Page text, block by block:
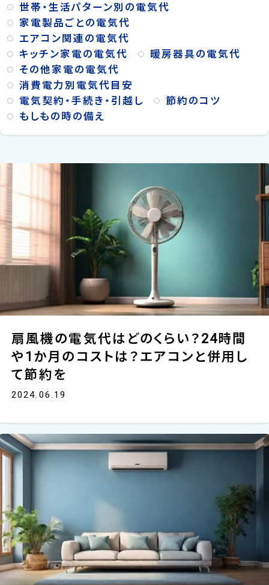
世帯・生活パターン別の電気代
家電製品ごとの電気代
エアコン関連の電気代
キッチン家電の電気代
暖房器具の電気代
その他家電の電気代
消費電力別電気代目安
電気契約・手続き・引越し
節約のコツ
もしもの時の備え
扇風機の電気代はどのくらい？24時間
や1か月のコストは？エアコンと併用し
て節約を
2024.06.19